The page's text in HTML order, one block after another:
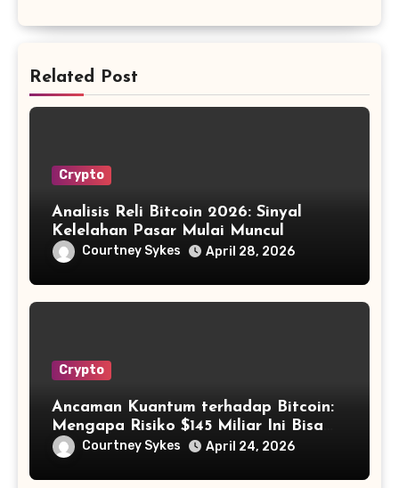
Related Post
Crypto
Analisis Reli Bitcoin 2026: Sinyal
Kelelahan Pasar Mulai Muncul
Courtney Sykes April 28, 2026
Crypto
Ancaman Kuantum terhadap Bitcoin:
Mengapa Risiko $145 Miliar Ini Bisa
Dikelola?
Courtney Sykes April 24, 2026